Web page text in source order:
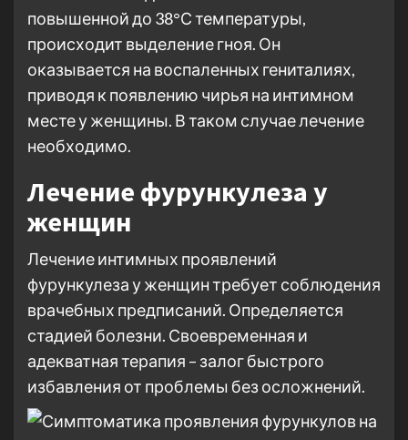
повышенной до 38°С температуры,
происходит выделение гноя. Он
оказывается на воспаленных гениталиях,
приводя к появлению чирья на интимном
месте у женщины. В таком случае лечение
необходимо.
Лечение фурункулеза у
женщин
Лечение интимных проявлений
фурункулеза у женщин требует соблюдения
врачебных предписаний. Определяется
стадией болезни. Своевременная и
адекватная терапия – залог быстрого
избавления от проблемы без осложнений.